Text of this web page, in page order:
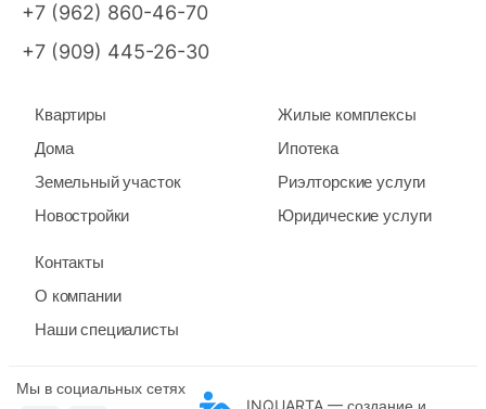
+7 (962) 860-46-70
+7 (909) 445-26-30
Квартиры
Дома
Земельный участок
Новостройки
Жилые комплексы
Ипотека
Риэлторские услуги
Юридические услуги
Контакты
О компании
Наши специалисты
Мы в социальных сетях
INQUARTA — создание и